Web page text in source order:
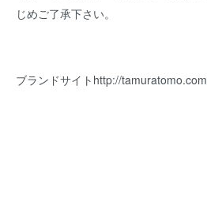
じめご了承下さい。
ブランドサイト http://tamuratomo.com